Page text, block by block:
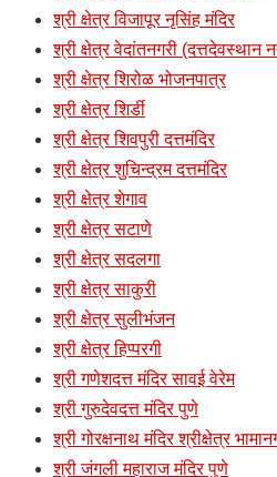
श्री क्षेत्र विजापूर नृसिंह मंदिर
श्री क्षेत्र वेदांतनगरी (दत्तदेवस्थान
श्री क्षेत्र शिरोळ भोजनपात्र
श्री क्षेत्र शिर्डी
श्री क्षेत्र शिवपुरी दत्तमंदिर
श्री क्षेत्र शुचिन्द्रम दत्तमंदिर
श्री क्षेत्र शेगाव
श्री क्षेत्र सटाणे
श्री क्षेत्र सदलगा
श्री क्षेत्र साकुरी
श्री क्षेत्र सुलीभंजन
श्री क्षेत्र हिप्परगी
श्री गणेशदत्त मंदिर सावई वेरेम
श्री गुरुदेवदत्त मंदिर पुणे
श्री गोरक्षनाथ मंदिर श्रीक्षेत्र
श्री जंगली महाराज मंदिर पुणे